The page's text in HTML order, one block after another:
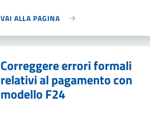
VAI ALLA PAGINA
Correggere errori formali
relativi al pagamento con
modello F24